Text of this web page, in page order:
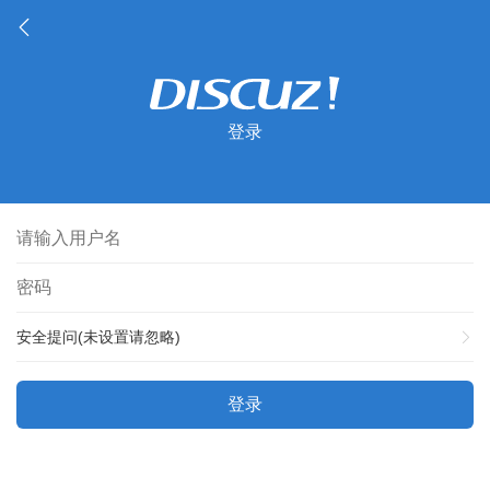
登录
安全提问(未设置请忽略)
登录